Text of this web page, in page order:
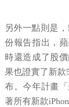
另外一點則是
份報告指出，
時還造成了股
果也證實了新款
布。今年計畫
著所有新款